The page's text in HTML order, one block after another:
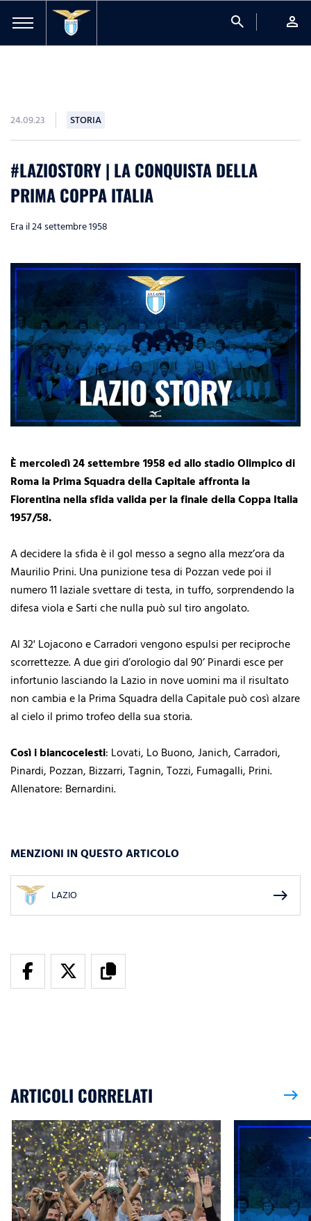
search person
24.09.23 STORIA
#LAZIOSTORY | LA CONQUISTA DELLA
PRIMA COPPA ITALIA
Era il 24 settembre 1958
È mercoledì 24 settembre 1958 ed allo stadio Olimpico di
Roma la Prima Squadra della Capitale affronta la
Fiorentina nella sfida valida per la finale della Coppa Italia
1957/58.
A decidere la sfida è il gol messo a segno alla mezz’ora da
Maurilio Prini. Una punizione tesa di Pozzan vede poi il
numero 11 laziale svettare di testa, in tuffo, sorprendendo la
difesa viola e Sarti che nulla può sul tiro angolato.
Al 32' Lojacono e Carradori vengono espulsi per reciproche
scorrettezze. A due giri d’orologio dal 90’ Pinardi esce per
infortunio lasciando la Lazio in nove uomini ma il risultato
non cambia e la Prima Squadra della Capitale può così alzare
al cielo il primo trofeo della sua storia.
Così i biancocelesti: Lovati, Lo Buono, Janich, Carradori,
Pinardi, Pozzan, Bizzarri, Tagnin, Tozzi, Fumagalli, Prini.
Allenatore: Bernardini.
MENZIONI IN QUESTO ARTICOLO
LAZIO east
ARTICOLI CORRELATI east